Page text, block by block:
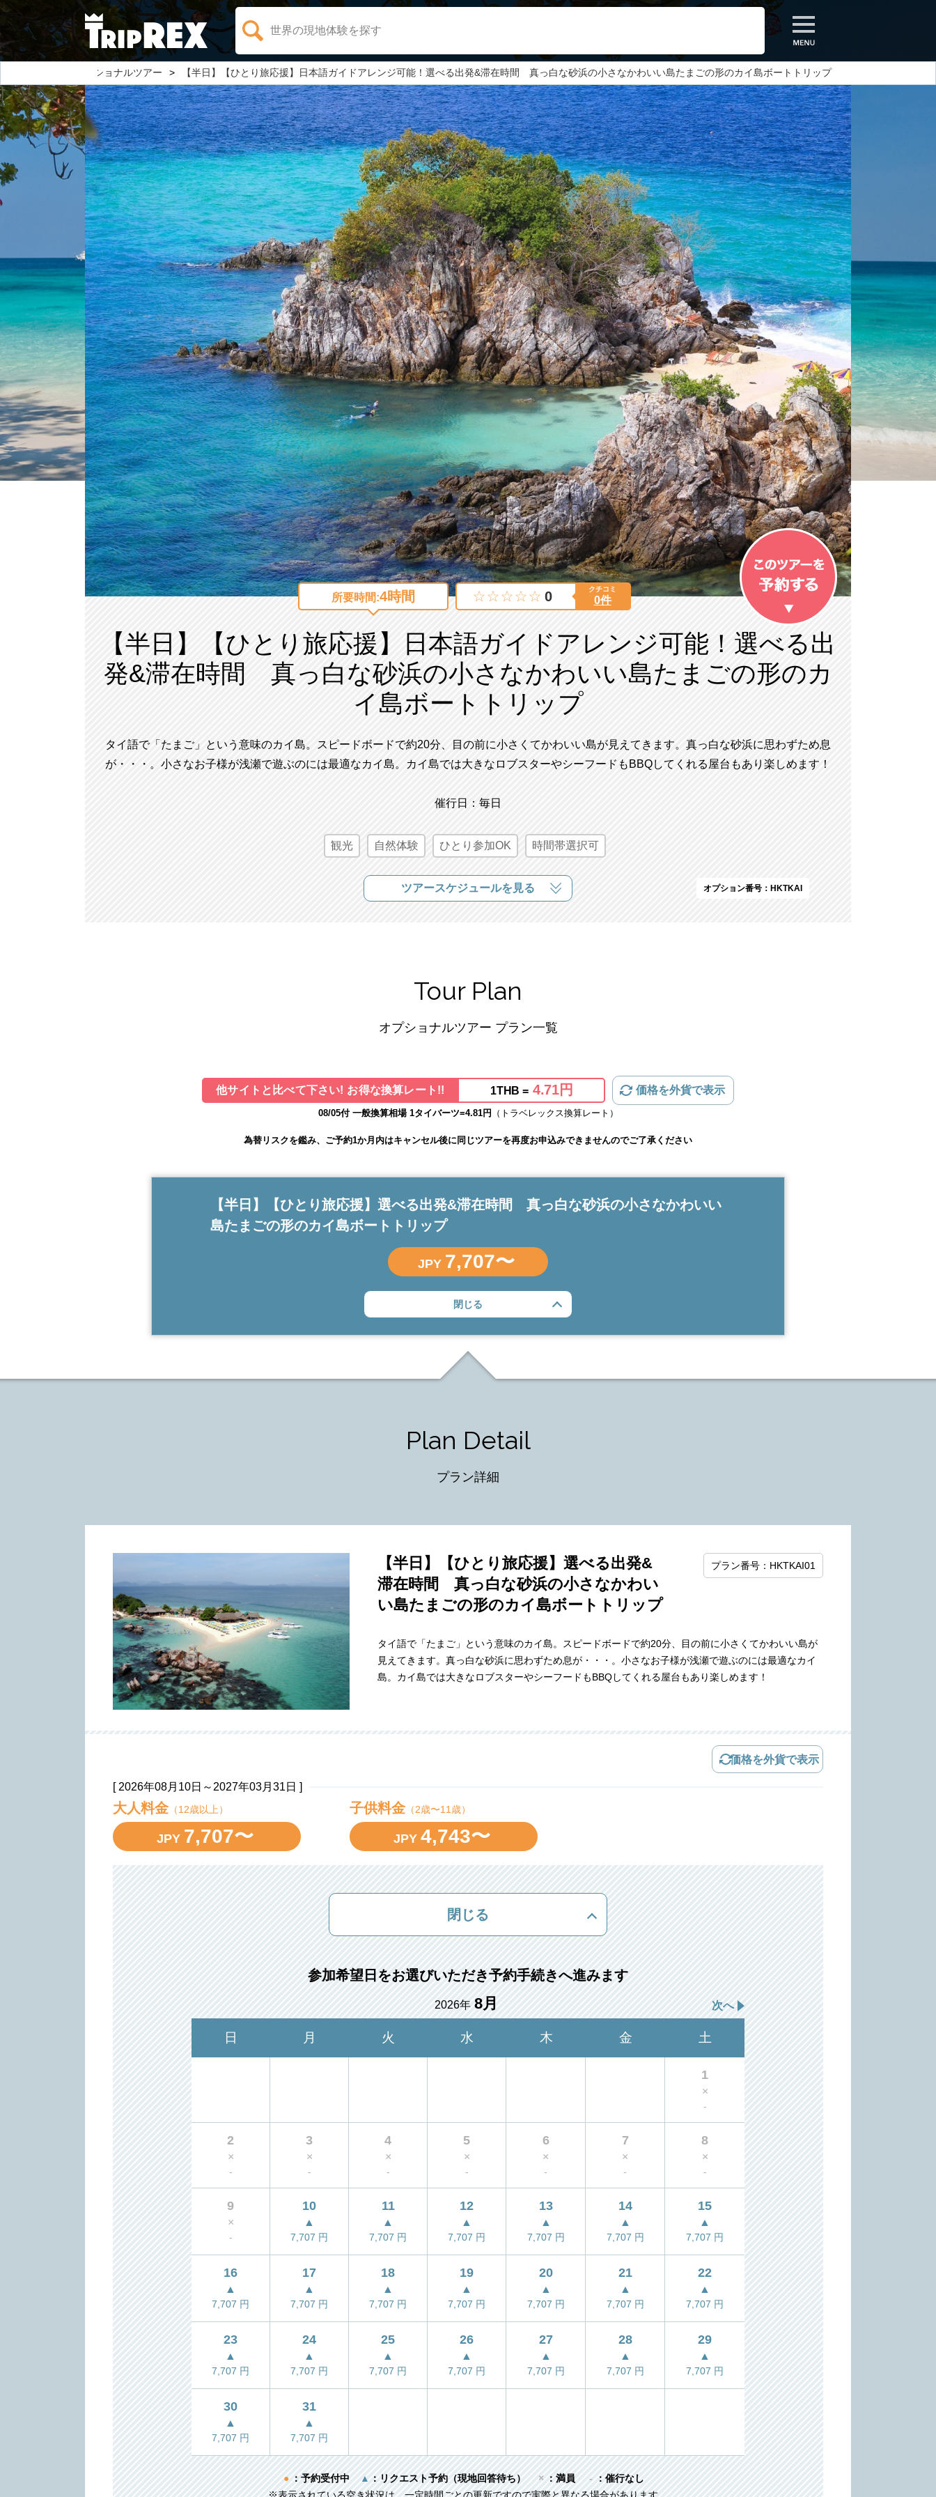
世界の現地体験を探す
プーケットのオプショナルツアー 【半日】【ひとり旅応援】日本語ガイドアレンジ可能！選べる出発&滞在時間 真っ白な砂浜の小さなかわいい島たまごの形のカイ島ボートトリップ
【半日】【ひとり旅応援】日本語ガイドアレンジ可能！選べる出
発&滞在時間 真っ白な砂浜の小さなかわいい島たまごの形のカ
イ島ボートトリップ
タイ語で「たまご」という意味のカイ島。スピードボードで約20分、目の前に小さくてかわいい島が見えてきます。真っ白な砂浜に思わずため息
が・・・。小さなお子様が浅瀬で遊ぶのには最適なカイ島。カイ島では大きなロブスターやシーフードもBBQしてくれる屋台もあり楽しめます！
催行日：毎日
観光 自然体験 ひとり参加OK 時間帯選択可
ツアースケジュールを見る オプション番号：HKTKAI
所要時間:4時間 0 クチコミ
0件
Tour Plan
オプショナルツアー プラン一覧
他サイトと比べて下さい! お得な換算レート!! 1THB = 4.71円 価格を外貨で表示
08/05付 一般換算相場 1タイバーツ=4.81円 （トラベレックス換算レート）
為替リスクを鑑み、ご予約1か月内はキャンセル後に同じツアーを再度お申込みできませんのでご了承ください
【半日】【ひとり旅応援】選べる出発&滞在時間 真っ白な砂浜の小さなかわいい
島たまごの形のカイ島ボートトリップ
JPY 7,707〜
閉じる
Plan Detail
プラン詳細
【半日】【ひとり旅応援】選べる出発&
滞在時間 真っ白な砂浜の小さなかわい
い島たまごの形のカイ島ボートトリップ
プラン番号：HKTKAI01
タイ語で「たまご」という意味のカイ島。スピードボードで約20分、目の前に小さくてかわいい島が
見えてきます。真っ白な砂浜に思わずため息が・・・。小さなお子様が浅瀬で遊ぶのには最適なカイ
島。カイ島では大きなロブスターやシーフードもBBQしてくれる屋台もあり楽しめます！
価格を外貨で表示
[ 2026年08月10日～2027年03月31日 ]
大人料金 （12歳以上）
JPY 7,707〜
子供料金 （2歳〜11歳）
JPY 4,743〜
閉じる
参加希望日をお選びいただき予約手続きへ進みます
2026年 8月 次へ
日 月 火 水 木 金 土
1
×
-
2
×
-
3
×
-
4
×
-
5
×
-
6
×
-
7
×
-
8
×
-
9
×
-
10
▲
7,707 円
11
▲
7,707 円
12
▲
7,707 円
13
▲
7,707 円
14
▲
7,707 円
15
▲
7,707 円
16
▲
7,707 円
17
▲
7,707 円
18
▲
7,707 円
19
▲
7,707 円
20
▲
7,707 円
21
▲
7,707 円
22
▲
7,707 円
23
▲
7,707 円
24
▲
7,707 円
25
▲
7,707 円
26
▲
7,707 円
27
▲
7,707 円
28
▲
7,707 円
29
▲
7,707 円
30
▲
7,707 円
31
▲
7,707 円
●：予約受付中 ▲：リクエスト予約（現地回答待ち） ×：満員 - ：催行なし